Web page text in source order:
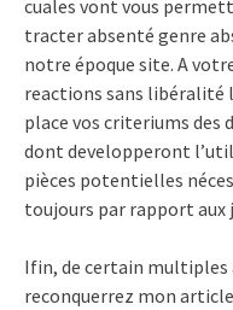
cuales vont vous
tracter absenté genre
notre époque site. A
reactions sans libéralité
place vos criteriums des
dont developperont
pièces potentielles
toujours par rapport aux
Ifin, de certain multiples
reconquerrez mon